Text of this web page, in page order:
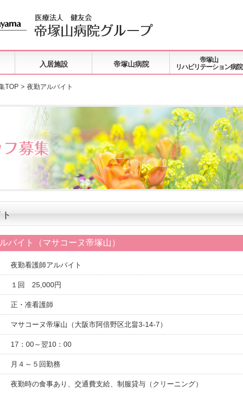
入居施設 帝塚山病院
帝塚山
リハビリテーション病院
TOP > 夜勤アルバイト
バイト（マサコーヌ帝塚山）
夜勤看護師アルバイト
１回 25,000円
正・准看護師
マサコーヌ帝塚山（大阪市阿倍野区北畠3-14-7）
17：00～翌10：00
月４～５回勤務
夜勤時の食事あり、交通費支給、制服貸与（クリーニング）